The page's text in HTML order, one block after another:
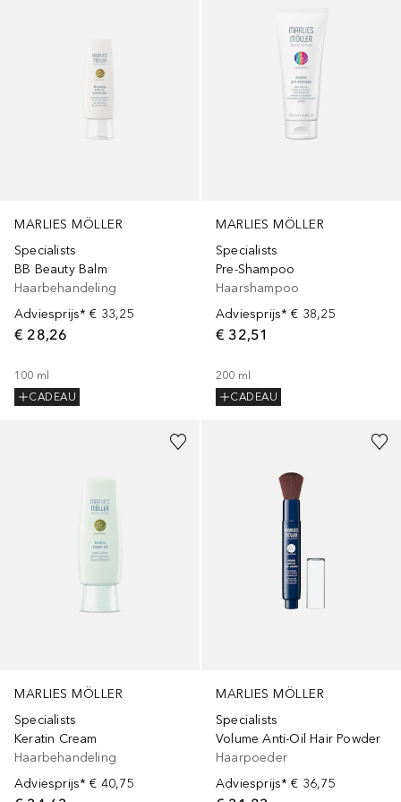
MARLIES MÖLLER
Specialists
BB Beauty Balm
Haarbehandeling
Adviesprijs* € 33,25
€ 28,26
100 ml
CADEAU
MARLIES MÖLLER
Specialists
Pre-Shampoo
Haarshampoo
Adviesprijs* € 38,25
€ 32,51
200 ml
CADEAU
MARLIES MÖLLER
Specialists
Keratin Cream
Haarbehandeling
Adviesprijs* € 40,75
MARLIES MÖLLER
Specialists
Volume Anti-Oil Hair Powder
Haarpoeder
Adviesprijs* € 36,75